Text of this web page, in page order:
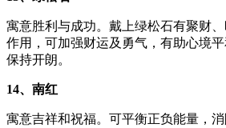
寓意胜利与成功。戴上绿松石有聚财
作用，可加强财运及勇气，有助心境
保持开朗。
14、南红
寓意吉祥和祝福。可平衡正负能量，